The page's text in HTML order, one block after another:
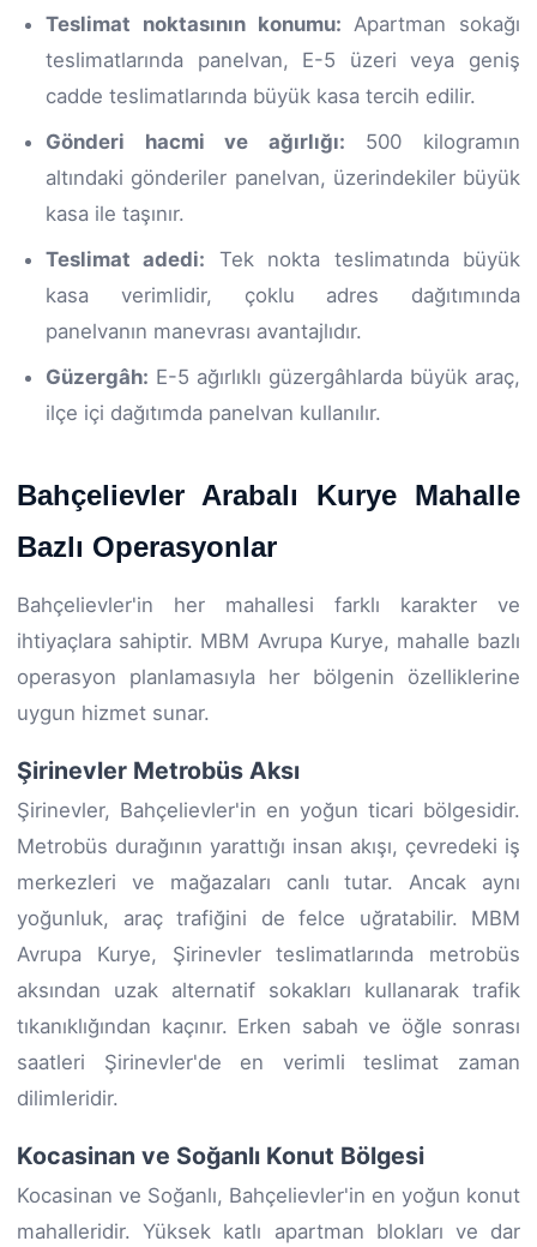
Teslimat noktasının konumu: Apartman sokağı
teslimatlarında panelvan, E-5 üzeri veya geniş
cadde teslimatlarında büyük kasa tercih edilir.
Gönderi hacmi ve ağırlığı: 500 kilogramın
altındaki gönderiler panelvan, üzerindekiler büyük
kasa ile taşınır.
Teslimat adedi: Tek nokta teslimatında büyük
kasa verimlidir, çoklu adres dağıtımında
panelvanın manevrası avantajlıdır.
Güzergâh: E-5 ağırlıklı güzergâhlarda büyük araç,
ilçe içi dağıtımda panelvan kullanılır.
Bahçelievler Arabalı Kurye Mahalle
Bazlı Operasyonlar
Bahçelievler'in her mahallesi farklı karakter ve
ihtiyaçlara sahiptir. MBM Avrupa Kurye, mahalle bazlı
operasyon planlamasıyla her bölgenin özelliklerine
uygun hizmet sunar.
Şirinevler Metrobüs Aksı
Şirinevler, Bahçelievler'in en yoğun ticari bölgesidir.
Metrobüs durağının yarattığı insan akışı, çevredeki iş
merkezleri ve mağazaları canlı tutar. Ancak aynı
yoğunluk, araç trafiğini de felce uğratabilir. MBM
Avrupa Kurye, Şirinevler teslimatlarında metrobüs
aksından uzak alternatif sokakları kullanarak trafik
tıkanıklığından kaçınır. Erken sabah ve öğle sonrası
saatleri Şirinevler'de en verimli teslimat zaman
dilimleridir.
Kocasinan ve Soğanlı Konut Bölgesi
Kocasinan ve Soğanlı, Bahçelievler'in en yoğun konut
mahalleridir. Yüksek katlı apartman blokları ve dar